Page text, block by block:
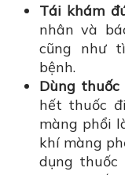
Tái khám
nhân và
cũng như
bệnh.
Dùng thuốc
hết thuốc
màng phổi
khí màng
dụng thuốc